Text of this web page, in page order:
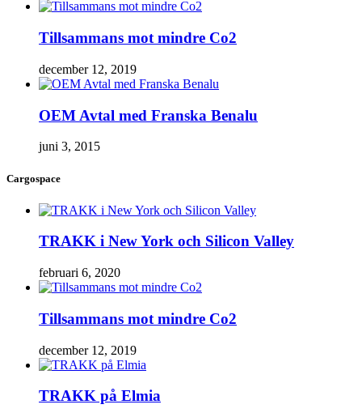
Tillsammans mot mindre Co2
december 12, 2019
OEM Avtal med Franska Benalu
juni 3, 2015
Cargospace
TRAKK i New York och Silicon Valley
februari 6, 2020
Tillsammans mot mindre Co2
december 12, 2019
TRAKK på Elmia